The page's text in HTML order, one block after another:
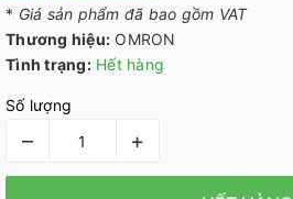
* Giá sản phẩm đã bao gồm VAT
Thương hiệu: OMRON
Tình trạng: Hết hàng
Số lượng
– +